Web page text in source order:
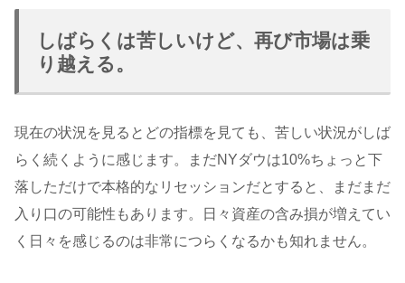
しばらくは苦しいけど、再び市場は乗
り越える。
現在の状況を見るとどの指標を見ても、苦しい状況がしば
らく続くように感じます。まだNYダウは10%ちょっと下
落しただけで本格的なリセッションだとすると、まだまだ
入り口の可能性もあります。日々資産の含み損が増えてい
く日々を感じるのは非常につらくなるかも知れません。